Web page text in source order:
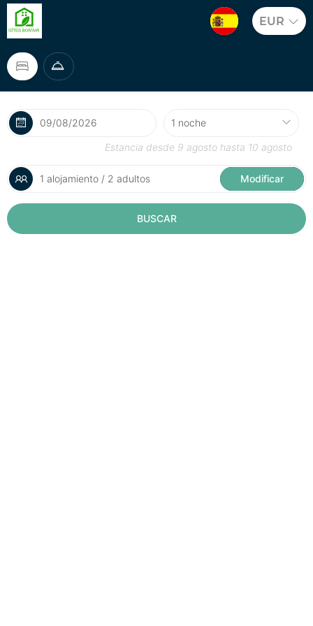
EUR
Estancia desde 9 agosto hasta 10 agosto
1 alojamiento / 2 adultos Modificar